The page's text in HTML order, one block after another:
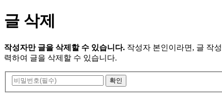
글 삭제
작성자만 글을 삭제할 수 있습니다. 작성자 본인이라면, 글 작
력하여 글을 삭제할 수 있습니다.